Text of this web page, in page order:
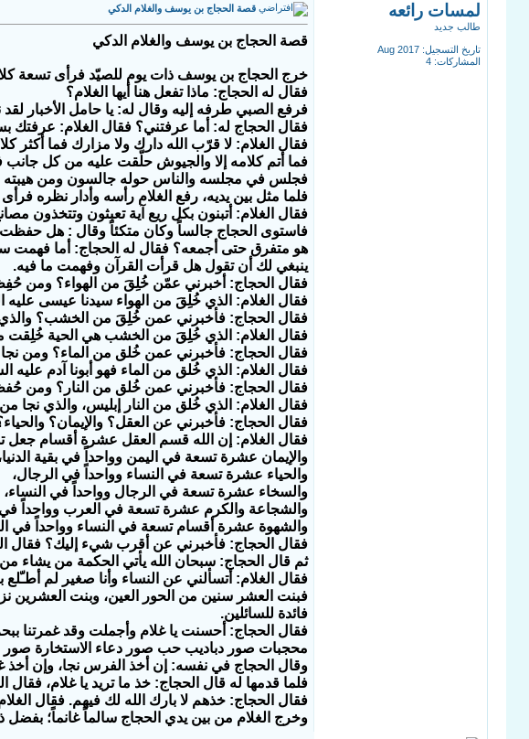
لمسات رائعه
طالب جديد
تاريخ التسجيل: Aug 2017
المشاركات: 4
قصة الحجاج بن يوسف والغلام الدكي
قصة الحجاج بن يوسف والغلام الدكي
خرج الحجاج بن يوسف ذات يوم للصيّد فرأى تسعة
فقال له الحجاج: ماذا تفعل هنا أيها الغلام؟
فرفع الصبي طرفه إليه وقال له: يا حامل الأخبار
فقال الحجاج له: أما عرفتني؟ فقال الغلام: عرفتك
فقال الغلام: لا قرّب الله دارك ولا مزارك فما أكثر
فما أتم كلامه إلا والجيوش حلّقت عليه من كل
فجلس في مجلسه والناس حوله جالسون ومن هيبته
فلما مثل بين يديه، رفع الغلام رأسه وأدار نظره فرأى
فقال الغلام: أتبنون بكل ريع آية تعبثون وتتخذون
فاستوى الحجاج جالساً وكان متكئاً وقال : هل
هو متفرق حتى أجمعه؟ فقال له الحجاج: أما فهمت
ينبغي لك أن تقول هل قرأت القرآن وفهمت ما فيه.
فقال الحجاج: أخبرني عمّن خُلِقَ من الهواء؟ ومن حُفِظَ
فقال الغلام: الذي خُلِقَ من الهواء سيدنا عيسى عليه
فقال الحجاج: فأخبرني عمن خُلِقَ من الخشب؟
فقال الغلام: الذي خُلِقَ من الخشب هي الحية خُلِقت
فقال الحجاج: فأخبرني عمن خُلق من الماء؟ ومن نجا
فقال الغلام: الذي خُلق من الماء فهو أبونا آدم
فقال الحجاج: فأخبرني عمن خُلق من النار؟ ومن
فقال الغلام: الذي خُلق من النار إبليس، والذي نجا من
فقال الحجاج: فأخبرني عن العقل؟ والإيمان؟
فقال الغلام: إن الله قسم العقل عشرة أقسام جعل
والإيمان عشرة تسعة في اليمن وواحداً في بقية
والحياء عشرة تسعة في النساء وواحداً في الرجال،
والسخاء عشرة تسعة في الرجال وواحداً في النساء،
والشجاعة والكرم عشرة تسعة في العرب وواحداً في
والشهوة عشرة أقسام تسعة في النساء وواحداً في
فقال الحجاج: فأخبرني عن أقرب شيء إليك؟ فقال
ثم قال الحجاج: سبحان الله يأتي الحكمة من يشاء من
فقال الغلام: أتسألني عن النساء وأنا صغير لم
فبنت العشر سنين من الحور العين، وبنت العشرين
فائدة للسائلين.
فقال الحجاج: أحسنت يا غلام وأجملت وقد غمرتنا
محجبات صور دباديب حب صور دعاء الاستخارة صور
وقال الحجاج في نفسه: إن أخذ الفرس نجا، وإن أخذ
فلما قدمها له قال الحجاج: خذ ما تريد يا غلام،
فقال الحجاج: خذهم لا بارك الله لك فيهم. فقال
وخرج الغلام من بين يدي الحجاج سالماً غانماً؛